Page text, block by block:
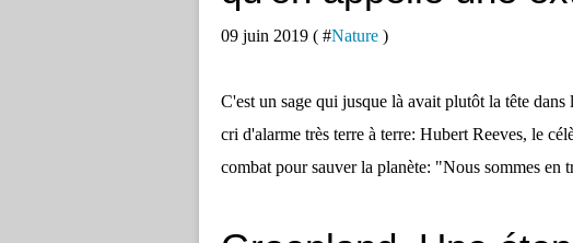
09 juin 2019 ( #Nature )
C'est un sage qui jusque là avait plutôt la tête
cri d'alarme très terre à terre: Hubert Reeves, le
combat pour sauver la planète: "Nous sommes en